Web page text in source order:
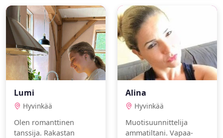
Lumi
Hyvinkää
Olen romanttinen
tanssija. Rakastan
Alina
Hyvinkää
Muotisuunnittelija
ammatiltani. Vapaa-